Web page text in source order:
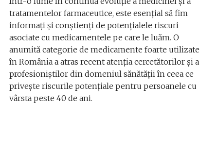
tratamentelor farmaceutice, este esențial să fim
informați și conștienți de potențialele riscuri
asociate cu medicamentele pe care le luăm. O
anumită categorie de medicamente foarte utilizate
în România a atras recent atenția cercetătorilor și a
profesioniștilor din domeniul sănătății în ceea ce
privește riscurile potențiale pentru persoanele cu
vârsta peste 40 de ani.